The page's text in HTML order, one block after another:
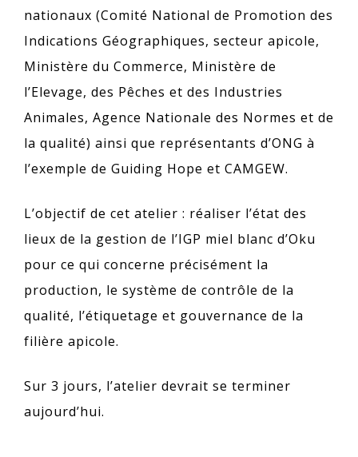
nationaux (Comité National de Promotion des
Indications Géographiques, secteur apicole,
Ministère du Commerce, Ministère de
l’Elevage, des Pêches et des Industries
Animales, Agence Nationale des Normes et de
la qualité) ainsi que représentants d’ONG à
l’exemple de Guiding Hope et CAMGEW.
L’objectif de cet atelier : réaliser l’état des
lieux de la gestion de l’IGP miel blanc d’Oku
pour ce qui concerne précisément la
production, le système de contrôle de la
qualité, l’étiquetage et gouvernance de la
filière apicole.
Sur 3 jours, l’atelier devrait se terminer
aujourd’hui.